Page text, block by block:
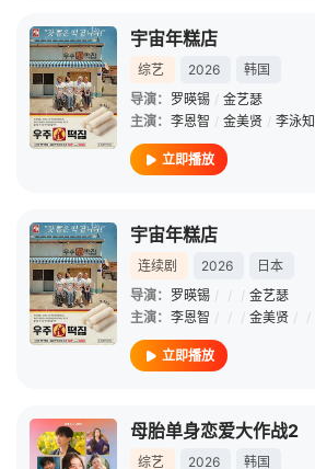
宇宙年糕店
综艺 2026
韩国
导演： 罗暎锡 / 金艺瑟
主演： 李恩智 / 金美贤 / 李泳知
立即播放
宇宙年糕店
连续剧 2026
日本
导演： 罗暎锡 / / / 金艺瑟
主演： 李恩智 / / / 金美贤 / /
立即播放
母胎单身恋爱大作战2
综艺 2026
韩国